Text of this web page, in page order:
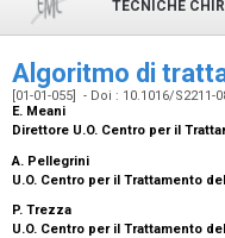
TECNICHE
Algoritmo di
[01-01-055] - Doi : 10.1016/S2211-
E. Meani
Direttore U.O. Centro per il
A. Pellegrini
U.O. Centro per il Trattamento
P. Trezza
U.O. Centro per il Trattamento